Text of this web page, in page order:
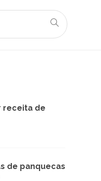
receita de
de panquecas